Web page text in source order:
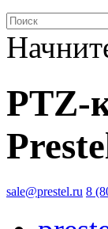
PTZ-
sale@prestel.ru 8